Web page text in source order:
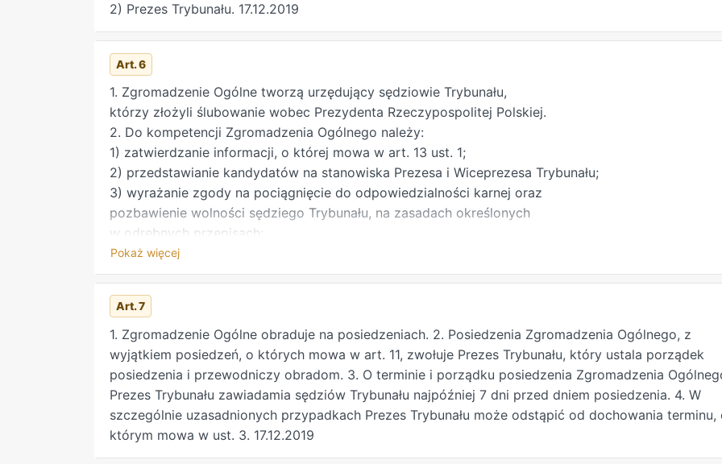
2) Prezes Trybunału. 17.12.2019
Art. 6
1. Zgromadzenie Ogólne tworzą urzędujący sędziowie Trybunału,
którzy złożyli ślubowanie wobec Prezydenta Rzeczypospolitej Polskiej.
2. Do kompetencji Zgromadzenia Ogólnego należy:
1) zatwierdzanie informacji, o której mowa w art. 13 ust. 1;
2) przedstawianie kandydatów na stanowiska Prezesa i Wiceprezesa Trybunału;
3) wyrażanie zgody na pociągnięcie do odpowiedzialności karnej oraz
pozbawienie wolności sędziego Trybunału, na zasadach określonych
w odrębnych przepisach;
4) stwierdzanie wygaśnięcia mandatu sędziego Trybunału, na zasadach
określonych w odrębnych przepisach;
5) przenoszenie w stan spoczynku sędziego Trybunału trwale niezdolnego do
pełnienia obowiązków sędziego Trybunału, na zasadach określonych
w odrębnych przepisach;
6) stwierdzanie utraty statusu sędziego Trybunału w stanie spoczynku, na
zasadach określonych w odrębnych przepisach;
7) uchwalanie regulaminu Trybunału;
8) uchwalanie statutu Kancelarii Trybunału oraz statutu Biura Służby Prawnej
Trybunału;
9) uchwalanie projektu dochodów i wydatków Trybunału;
Pokaż więcej
Art. 7
1. Zgromadzenie Ogólne obraduje na posiedzeniach. 2. Posiedzenia Zgromadzenia Ogólnego, z
wyjątkiem posiedzeń, o których mowa w art. 11, zwołuje Prezes Trybunału, który ustala porządek
posiedzenia i przewodniczy obradom. 3. O terminie i porządku posiedzenia Zgromadzenia
Prezes Trybunału zawiadamia sędziów Trybunału najpóźniej 7 dni przed dniem posiedzenia. 4. W
szczególnie uzasadnionych przypadkach Prezes Trybunału może odstąpić od dochowania terminu,
którym mowa w ust. 3. 17.12.2019